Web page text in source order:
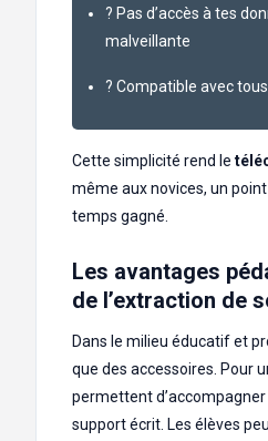
? Pas d’accès à tes
malveillante
? Compatible avec
Cette simplicité rend le
même aux novices, un
temps gagné.
Les avantages
de l’extraction de
Dans le milieu éducatif et
que des accessoires. Pour
permettent
support écrit. Les élèves